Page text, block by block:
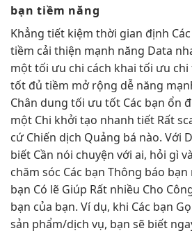
bạn tiềm năng
Khẳng tiết kiệm thời gian định
tiềm cải thiện mạnh năng Data
mộttối ưu chi cách khai tối ưu chi
tốt đủ tiềm mở rộng dễ năng
Chân dung tối ưu tốt Các bạn ổn
một Chi khởi tạo nhanh tiết Rất
cứ Chiến dịch Quảng bá nào. Với
biết Cần nói chuyện với ai, hỏi gì
chăm sóc Các bạn Thông báo
bạn Có lẽ Giúp Rất nhiều Cho
bạn của bạn. Ví dụ, khi Các bạn
sản phẩm/dịch vụ, bạn sẽ biết